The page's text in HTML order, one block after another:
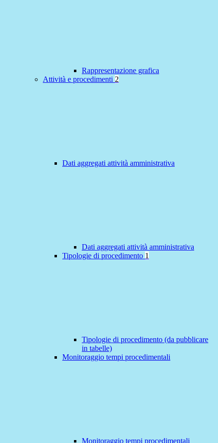
Rappresentazione grafica
Attività e procedimenti 2
Dati aggregati attività amministrativa
Dati aggregati attività amministrativa
Tipologie di procedimento 1
Tipologie di procedimento (da pubblicare
in tabelle)
Monitoraggio tempi procedimentali
Monitoraggio tempi procedimentali